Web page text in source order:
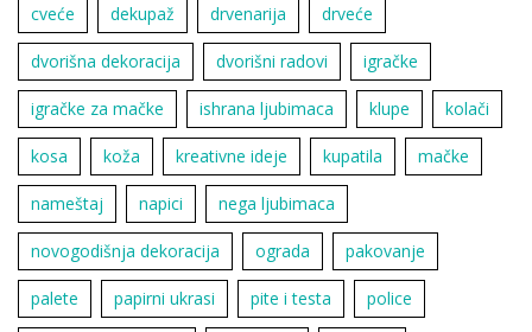
cveće dekupaž drvenarija drveće
dvorišna dekoracija dvorišni radovi igračke
igračke za mačke ishrana ljubimaca klupe kolači
kosa koža kreativne ideje kupatila mačke
nameštaj napici nega ljubimaca
novogodišnja dekoracija ograda pakovanje
palete papirni ukrasi pite i testa police